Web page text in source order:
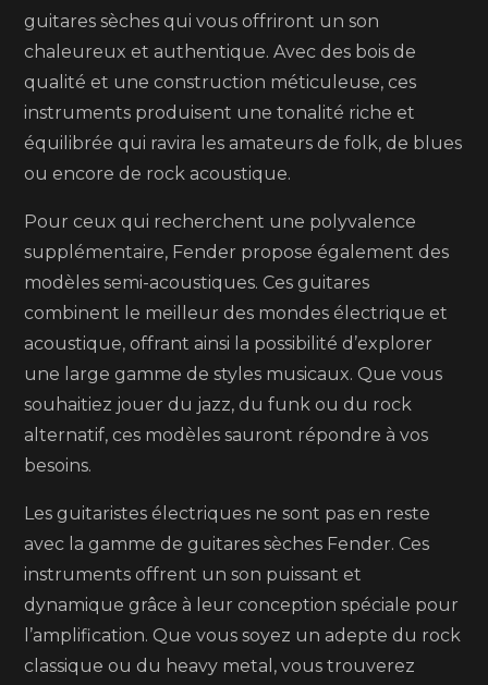
guitares sèches qui vous offriront un son
chaleureux et authentique. Avec des bois de
qualité et une construction méticuleuse, ces
instruments produisent une tonalité riche et
équilibrée qui ravira les amateurs de folk, de blues
ou encore de rock acoustique.
Pour ceux qui recherchent une polyvalence
supplémentaire, Fender propose également des
modèles semi-acoustiques. Ces guitares
combinent le meilleur des mondes électrique et
acoustique, offrant ainsi la possibilité d’explorer
une large gamme de styles musicaux. Que vous
souhaitiez jouer du jazz, du funk ou du rock
alternatif, ces modèles sauront répondre à vos
besoins.
Les guitaristes électriques ne sont pas en reste
avec la gamme de guitares sèches Fender. Ces
instruments offrent un son puissant et
dynamique grâce à leur conception spéciale pour
l’amplification. Que vous soyez un adepte du rock
classique ou du heavy metal, vous trouverez